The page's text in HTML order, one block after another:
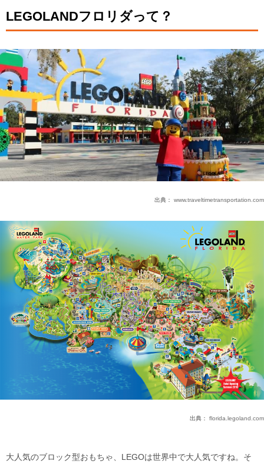
LEGOLANDフロリダって？
出典： www.traveltimetransportation.com
出典： florida.legoland.com
大人気のブロック型おもちゃ、LEGOは世界中で大人気ですね。そ